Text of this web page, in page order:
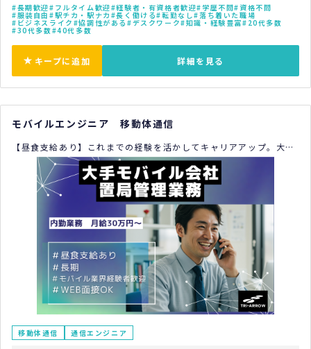
長期歓迎 フルタイム歓迎 経験者・有資格者歓迎 学歴不問 資格不問
服装自由 駅チカ・駅ナカ 長く働ける 転勤なし 落ち着いた職場
ビジネスライク 協調性がある デスクワーク 知識・経験豊富 20代多数
30代多数 40代多数
キープに追加 詳細を見る
モバイルエンジニア 移動体通信
【昼食支給あり】これまでの経験を活かしてキャリアアップ。大手
モバイル会社での置局管理。
移動体通信 通信エンジニア